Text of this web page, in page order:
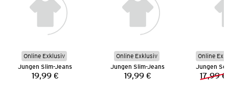
Online Exklusiv
Jungen Slim-Jeans
Preis:
19,99 €
Online Exklusiv
Jungen Slim-Jeans
Preis:
19,99 €
Online
17,99 €